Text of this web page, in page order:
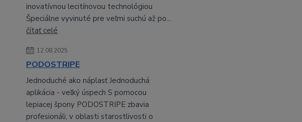
inovatívnou lecitínovou technológiou
Špeciálne vyvinuté pre veľmi suchú až po...
čítať celé
12.08.2025
PODOSTRIPE
Jednoduché ako náplasť Jednoduchá
aplikácia - veľký úspech S pomocou
lepiacej špony PODOSTRIPE zbavia
profesionáli, v oblasti starostlivosti o